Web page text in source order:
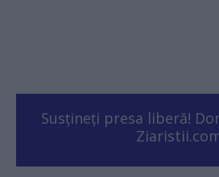
Susțineți presa liberă!